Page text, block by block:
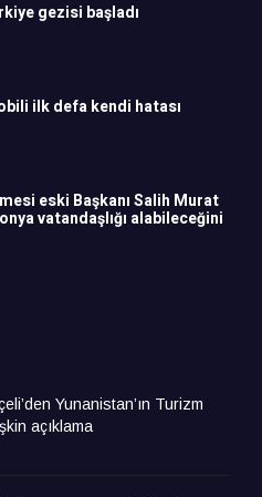
gezisi başladı
ilk defa kendi hatası
eski Başkanı Salih Murat
vatandaşlığı alabileceğini
Yunanistan’ın Turizm
açıklama